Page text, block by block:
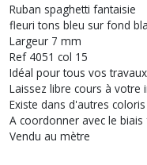
Ruban spaghetti fantaisie
fleuri tons bleu sur fond
Largeur 7 mm
Ref 4051 col 15
Idéal pour tous vos
Laissez libre cours à votre
Existe dans d'autres coloris
A coordonner avec le
Vendu au mètre